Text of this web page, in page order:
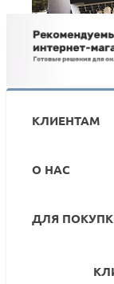
Новинка!
«whatAsoft»
КЛИЕНТАМ
О НАС
ДЛЯ